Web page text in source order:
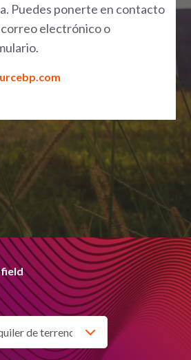
Puedes ponerte en contacto
electrónico o